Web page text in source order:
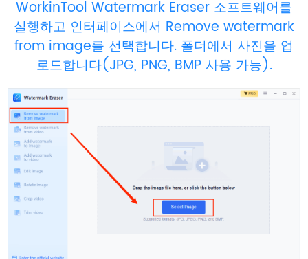
WorkinTool Watermark Eraser 소프트웨어를
실행하고 인터페이스에서 Remove watermark
from image를 선택합니다. 폴더에서 사진을 업
로드합니다(JPG, PNG, BMP 사용 가능).